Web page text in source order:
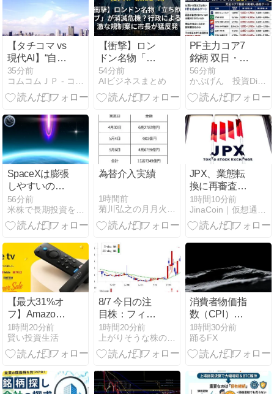
【タチコマ vs
現代AI】“自己
犠牲を選ぶ
AI”は実現する
のか？タチコ
とAI安全技術
を比較する
35分前
コムコムＪＰ - コムコムJP
【衝撃】ロン
ドン名物「立
ち飲みパブ」
が消滅危機？
行政による過
市長が猛反発
54分前
AIビジネスまとめ
PF主力コア7
銘柄 双日・神
戸製鋼・THK
など｜決算と
業績から考え
り」の価格ゲ
56分前
かぶげん 投資Diary 〜夢の配当金生活を目指して〜
SpaceXは膨張
しやすいの
か？
56分前
為替介入実績
1時間前
JPX、業態転
換に再審査制
度を検討──暗
号資産トレジ
ャリー企業は
1時間10分前
【最大31%オ
フ】Amazon
Fire TVシリー
ズがセール！
テレビが一気
に。夏休みの
動画見放題に
1時間20分前
賢い投資生活
8/7 今日の注
目株：フィー
チャ(4052)
1時間20分前
上がりそうな株の探し方
消費者物価指
数（CPI）と
は何か──どこ
が、いつ、ど
のように計算
｜日本のCPI
1時間30分前
踊るFX